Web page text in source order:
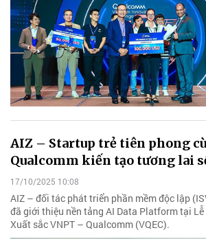
AIZ – Startup trẻ tiên phong
Qualcomm kiến tạo tương lai
17/10/2025 10:08
AIZ – đối tác phát triển phần mềm độc lập
đã giới thiệu nền tảng AI Data Platform tại
Xuất sắc VNPT – Qualcomm (VQEC).